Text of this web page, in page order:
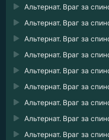
Альтернат. Враг за
Альтернат. Враг за
Альтернат. Враг за
Альтернат. Враг за
Альтернат. Враг за
Альтернат. Враг за
Альтернат. Враг за
Альтернат. Враг за
Альтернат. Враг за